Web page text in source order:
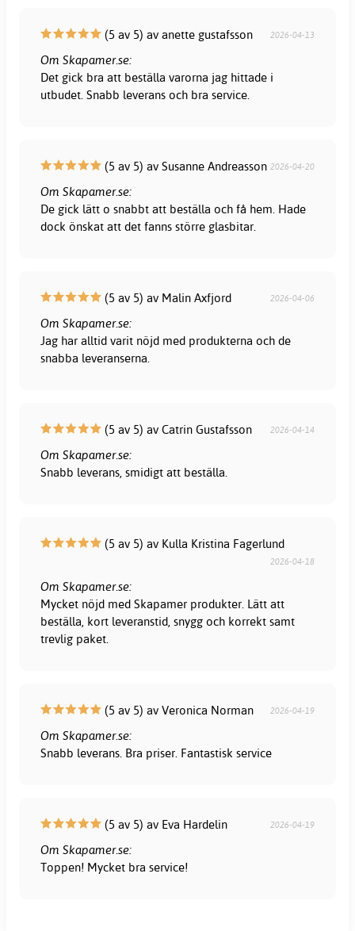
(5 av 5) av anette gustafsson 2026-04-13
Om Skapamer.se:
Det gick bra att beställa varorna jag hittade i
utbudet. Snabb leverans och bra service.
(5 av 5) av Susanne Andreasson 2026-04-20
Om Skapamer.se:
De gick lätt o snabbt att beställa och få hem. Hade
dock önskat att det fanns större glasbitar.
(5 av 5) av Malin Axfjord 2026-04-06
Om Skapamer.se:
Jag har alltid varit nöjd med produkterna och de
snabba leveranserna.
(5 av 5) av Catrin Gustafsson 2026-04-14
Om Skapamer.se:
Snabb leverans, smidigt att beställa.
(5 av 5) av Kulla Kristina Fagerlund
2026-04-18
Om Skapamer.se:
Mycket nöjd med Skapamer produkter. Lätt att
beställa, kort leveranstid, snygg och korrekt samt
trevlig paket.
(5 av 5) av Veronica Norman 2026-04-19
Om Skapamer.se:
Snabb leverans. Bra priser. Fantastisk service
(5 av 5) av Eva Hardelin 2026-04-19
Om Skapamer.se:
Toppen! Mycket bra service!